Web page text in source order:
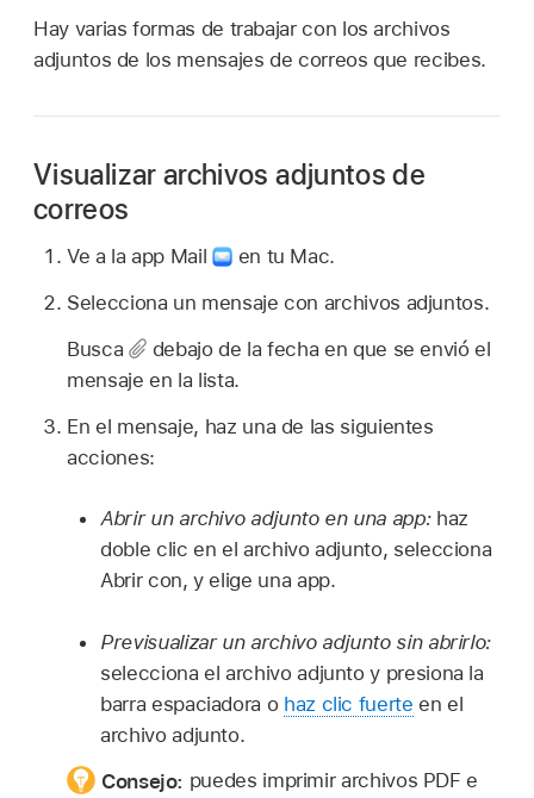
Hay varias formas de trabajar con los archivos
adjuntos de los mensajes de correos que recibes.
Visualizar archivos adjuntos de
correos
Ve a la app Mail
en tu Mac.
Selecciona un mensaje con archivos adjuntos.
Busca
debajo de la fecha en que se envió el
mensaje en la lista.
En el mensaje, haz una de las siguientes
acciones:
Abrir un archivo adjunto en una app:haz
doble clic en el archivo adjunto, selecciona
Abrir con, y elige una app.
Previsualizar un archivo adjunto sin abrirlo:
selecciona el archivo adjunto y presiona la
barra espaciadora o haz clic fuerte en el
archivo adjunto.
Consejo: puedes imprimir archivos PDF e